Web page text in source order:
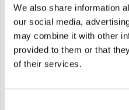
We also share information
our social media,
may combine it with other
provided to them or that
of their services.
Hej
Vi kan tyvärr inte hitta några
DPB180Z är utrustad med
att du kan kapa mycket nära
inte helt kant-i-kant, men du
-22%